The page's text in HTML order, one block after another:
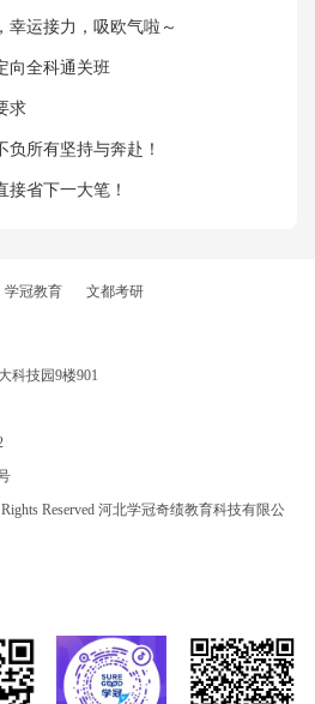
幸运接力，吸欧气啦～
向全科通关班
求
负所有坚持与奔赴！
接省下一大笔！
学冠教育 文都考研
科技园9楼901
Reserved 河北学冠奇绩教育科技有限公